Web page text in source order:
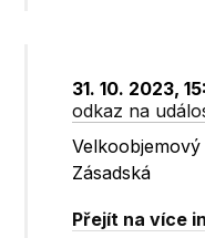
31. 10. 2023,
odkaz na
Zásadská
Přejít na více